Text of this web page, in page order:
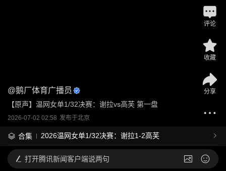
@鹅厂体育广播员
【原声】温网女单1/32决赛：谢拉vs高芙 第一盘
2026-07-02 02:58 发布于北京
合集 2026温网女单1/32决赛：谢拉1-2高芙
评论
收藏
分享
打开腾讯新闻客户端说两句